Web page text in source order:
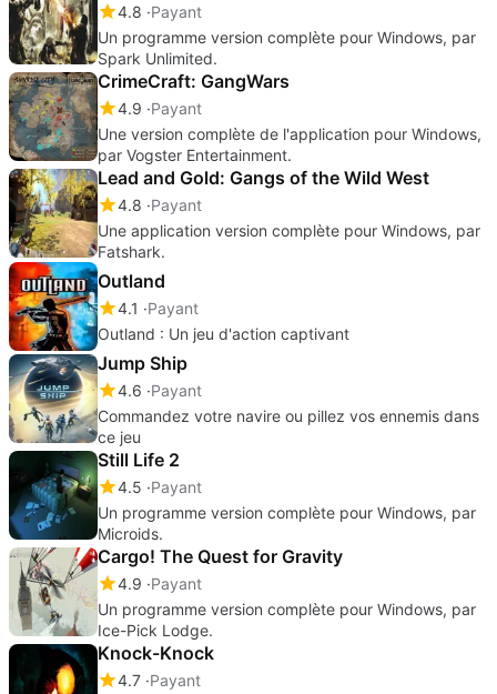
4.8 Payant
Un programme version complète pour Windows, par
Spark Unlimited.
CrimeCraft: GangWars
4.9 Payant
Une version complète de l'application pour Windows,
par Vogster Entertainment.
Lead and Gold: Gangs of the Wild West
4.8 Payant
Une application version complète pour Windows, par
Fatshark.
Outland
4.1
Payant
Outland : Un jeu d'action captivant
Jump Ship
4.6 Payant
Commandez votre navire ou pillez vos ennemis dans
ce jeu
Still Life 2
4.5 Payant
Un programme version complète pour Windows, par
Microids.
Cargo! The Quest for Gravity
4.9 Payant
Un programme version complète pour Windows, par
Ice-Pick Lodge.
Knock-Knock
4.7 Payant